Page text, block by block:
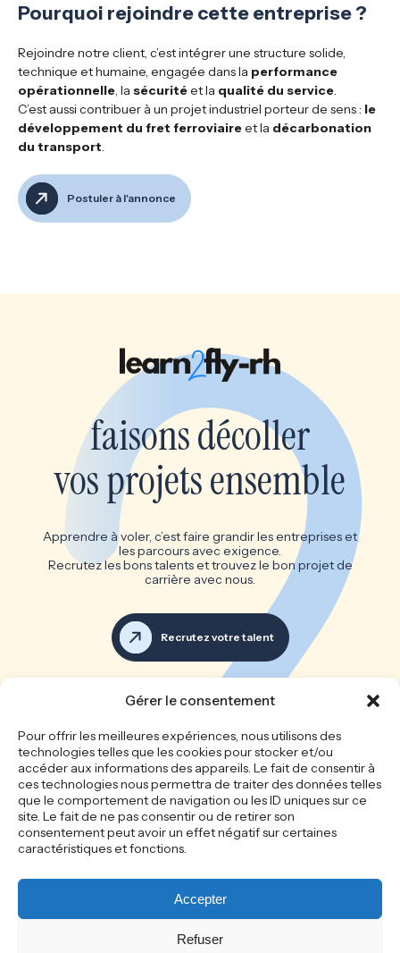
Gérer le consentement
Pour offrir les meilleures expériences, nous utilisons des
technologies telles que les cookies pour stocker et/ou
accéder aux informations des appareils. Le fait de consentir à
ces technologies nous permettra de traiter des données telles
que le comportement de navigation ou les ID uniques sur ce
site. Le fait de ne pas consentir ou de retirer son
consentement peut avoir un effet négatif sur certaines
caractéristiques et fonctions.
Accepter
Refuser
Pourquoi rejoindre cette entreprise ?
Rejoindre notre client, c’est intégrer une structure solide,
technique et humaine, engagée dans la performance
opérationnelle, la sécuritéet la qualité du service.
C’est aussi contribuer à un projet industriel porteur de sens : le
développement du fret ferroviaireet la décarbonation
du transport.
Postuler à l'annonce
faisons décoller
vos projets ensemble
Apprendre à voler, c’est faire grandir les entreprises et
les parcours avec exigence.
Recrutez les bons talents et trouvez le bon projet de
carrière avec nous.
Recrutez votre talent
Les bonnes équipes font les
grandes entreprises
Accueil
Le cabinet
Recrutement
Nos offres d’emploi
Candidature spontanée
Actualités
Mentions légales
confidentialité
Politique de cookie